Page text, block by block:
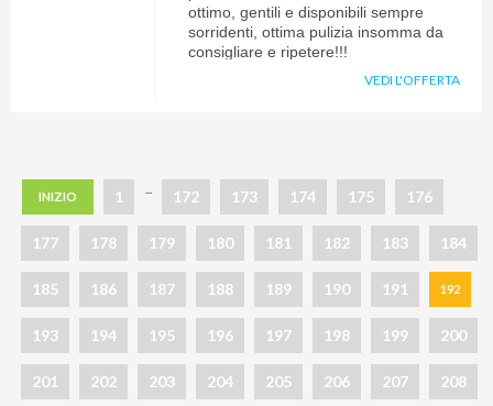
ottimo, gentili e disponibili sempre
sorridenti, ottima pulizia insomma da
consigliare e ripetere!!!
VEDI L'OFFERTA
INIZIO 1 172 173 174 175 176
177 178 179 180 181 182 183 184
185 186 187 188 189 190 191 192
193 194 195 196 197 198 199 200
201 202 203 204 205 206 207 208